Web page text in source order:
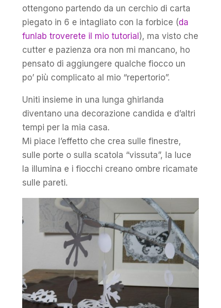
ottengono partendo da un cerchio di carta
piegato in 6 e intagliato con la forbice (da
funlab troverete il mio tutorial), ma visto che
cutter e pazienza ora non mi mancano, ho
pensato di aggiungere qualche fiocco un
po’ più complicato al mio “repertorio”.
Uniti insieme in una lunga ghirlanda
diventano una decorazione candida e d’altri
tempi per la mia casa.
Mi piace l’effetto che crea sulle finestre,
sulle porte o sulla scatola “vissuta”, la luce
la illumina e i fiocchi creano ombre ricamate
sulle pareti.